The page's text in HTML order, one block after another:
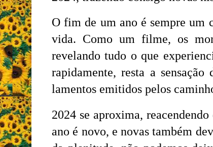
O fim de um ano é sempre um
vida. Como um filme, os
revelando tudo o que
rapidamente, resta a
lamentos emitidos pelos
2024 se aproxima,
ano é novo, e novas também